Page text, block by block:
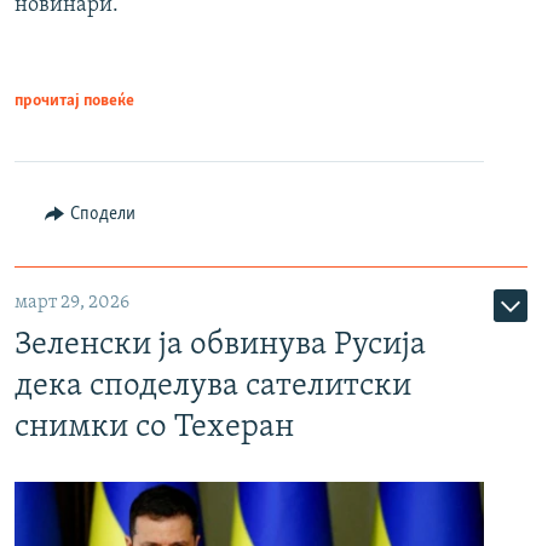
новинари.
прочитај повеќе
Сподели
март 29, 2026
Зеленски ја обвинува Русија
дека споделува сателитски
снимки со Техеран